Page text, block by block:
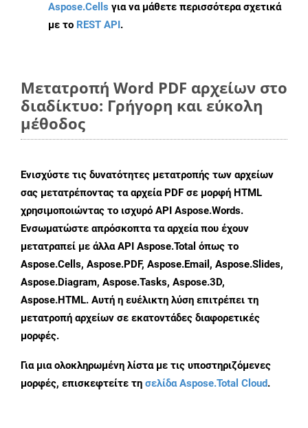
Aspose.Cells για να μάθετε περισσότερα σχετικά
με το REST API.
Μετατροπή Word PDF αρχείων στο
διαδίκτυο: Γρήγορη και εύκολη
μέθοδος
Ενισχύστε τις δυνατότητες μετατροπής των αρχείων
σας μετατρέποντας τα αρχεία PDF σε μορφή HTML
χρησιμοποιώντας το ισχυρό API Aspose.Words.
Ενσωματώστε απρόσκοπτα τα αρχεία που έχουν
μετατραπεί με άλλα API Aspose.Total όπως το
Aspose.Cells, Aspose.PDF, Aspose.Email, Aspose.Slides,
Aspose.Diagram, Aspose.Tasks, Aspose.3D,
Aspose.HTML. Αυτή η ευέλικτη λύση επιτρέπει τη
μετατροπή αρχείων σε εκατοντάδες διαφορετικές
μορφές.
Για μια ολοκληρωμένη λίστα με τις υποστηριζόμενες
μορφές, επισκεφτείτε τη σελίδα Aspose.Total Cloud.